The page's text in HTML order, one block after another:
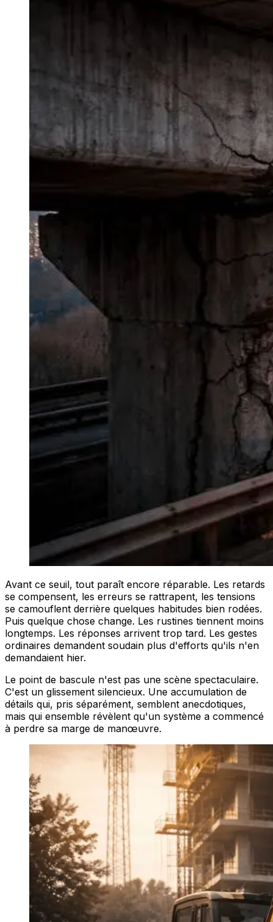
Avant ce seuil, tout paraît encore réparable. Les retards
se compensent, les erreurs se rattrapent, les tensions
se camouflent derrière quelques habitudes bien rodées.
Puis quelque chose change. Les rustines tiennent moins
longtemps. Les réponses arrivent trop tard. Les gestes
ordinaires demandent soudain plus d'efforts qu'ils n'en
demandaient hier.
Le point de bascule n'est pas une scène spectaculaire.
C'est un glissement silencieux. Une accumulation de
détails qui, pris séparément, semblent anecdotiques,
mais qui ensemble révèlent qu'un système a commencé
à perdre sa marge de manœuvre.